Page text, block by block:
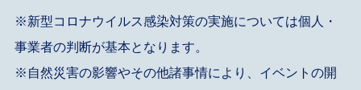
※新型コロナウイルス感染対策の実施については個人・
事業者の判断が基本となります。
※自然災害の影響やその他諸事情により、イベントの開